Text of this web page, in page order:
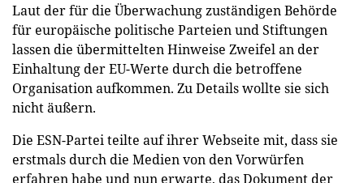
Laut der für die Überwachung zuständigen Behörde
für europäische politische Parteien und Stiftungen
lassen die übermittelten Hinweise Zweifel an der
Einhaltung der EU-Werte durch die betroffene
Organisation aufkommen. Zu Details wollte sie sich
nicht äußern.
Die ESN-Partei teilte auf ihrer Webseite mit, dass sie
erstmals durch die Medien von den Vorwürfen
erfahren habe und nun erwarte, das Dokument der